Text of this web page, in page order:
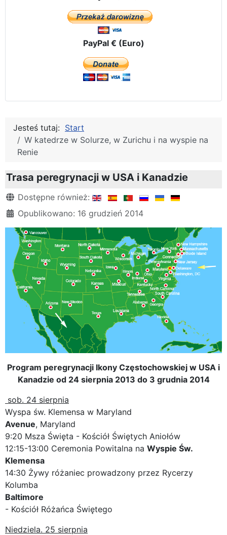
PayPal € (Euro)
Jesteś tutaj: Start
W katedrze w Solurze, w Zurichu i na wyspie na
Renie
Trasa peregrynacji w USA i Kanadzie
Szczegóły
Dostępne również:
Opublikowano: 16 grudzień 2014
Program peregrynacji Ikony Częstochowskiej w USA i
Kanadzie od 24 sierpnia 2013 do 3 grudnia 2014
sob. 24 sierpnia
Wyspa św. Klemensa w Maryland
Avenue, Maryland
9:20 Msza Święta - Kościół Świętych Aniołów
12:15-13:00 Ceremonia Powitalna na Wyspie Św.
Klemensa
14:30 Żywy różaniec prowadzony przez Rycerzy
Kolumba
Baltimore
- Kościół Różańca Świętego
Niedziela. 25 sierpnia